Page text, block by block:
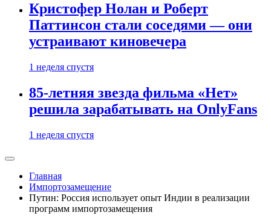
Кристофер Нолан и Роберт
Паттинсон стали соседями — они
устраивают киновечера
1 неделя спустя
85-летняя звезда фильма «Нет»
решила зарабатывать на OnlyFans
1 неделя спустя
Главная
Импортозамещение
Путин: Россия использует опыт Индии в реализации
программ импортозамещения